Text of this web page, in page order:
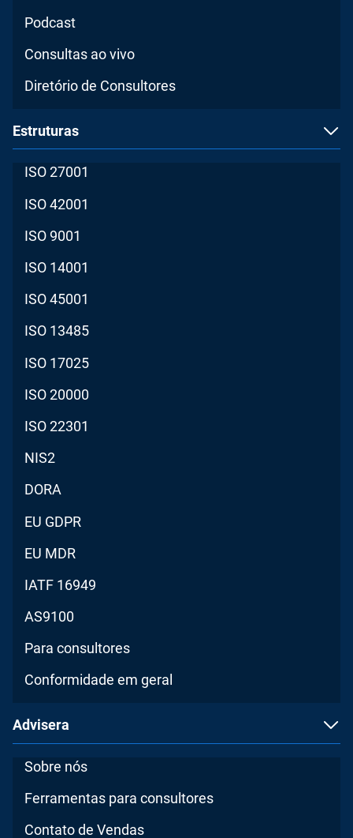
Podcast
Consultas ao vivo
Diretório de Consultores
Estruturas
ISO 27001
ISO 42001
ISO 9001
ISO 14001
ISO 45001
ISO 13485
ISO 17025
ISO 20000
ISO 22301
NIS2
DORA
EU GDPR
EU MDR
IATF 16949
AS9100
Para consultores
Conformidade em geral
Advisera
Sobre nós
Ferramentas para consultores
Contato de Vendas